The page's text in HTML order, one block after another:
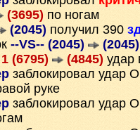
(3695) по ногам
(2045) получил 390
--VS-- (2045) (2045)
(6795) (4845) удар
заблокировал удар
руке
заблокировал удар